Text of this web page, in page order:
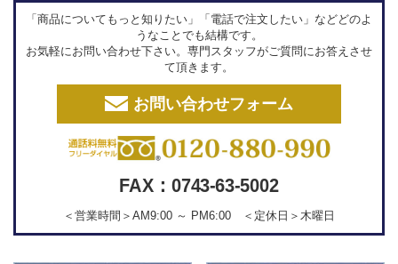
「商品についてもっと知りたい」「電話で注文したい」などどのよ
うなことでも結構です。
お気軽にお問い合わせ下さい。専門スタッフがご質問にお答えさせ
て頂きます。
お問い合わせフォーム
FAX：0743-63-5002
＜営業時間＞AM9:00 ～ PM6:00 ＜定休日＞木曜日